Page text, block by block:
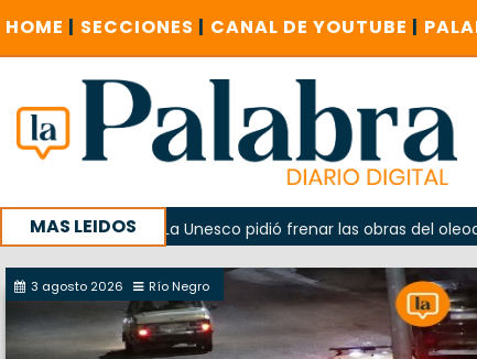
HOME | SECCIONES | CANAL DE YOUTUBE |
MAS LEIDOS
La Unesco pidió frenar las obras del oleoducto en
3 agosto 2026 Río Negro